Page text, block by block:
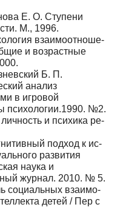
Е. О. Ступени
М., 1996.
взаимоотноше­
и возрастные
Б. П.
анализ
в игровой
психологии.1990. №2.
и психика ре­
подход к ис­
развития
наука и
журнал. 2010. № 5.
социальных взаимо­
детей / Пер с